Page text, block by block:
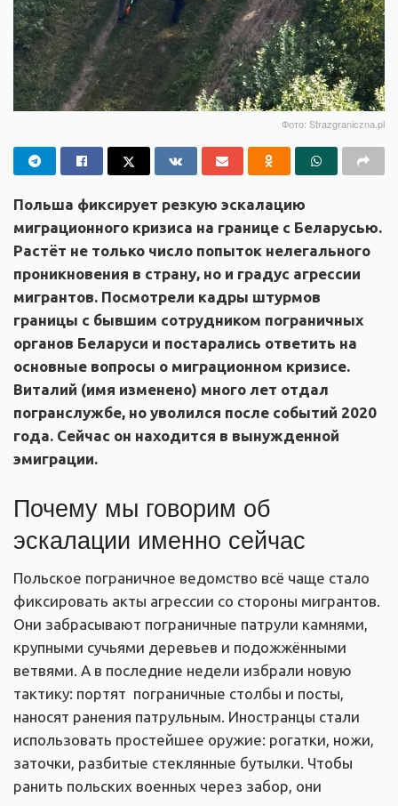
Фото: Strazgraniczna.pl
Польша фиксирует резкую эскалацию
миграционного кризиса на границе с Беларусью.
Растёт не только число попыток нелегального
проникновения в страну, но и градус агрессии
мигрантов. Посмотрели кадры штурмов
границы с бывшим сотрудником пограничных
органов Беларуси и постарались ответить на
основные вопросы о миграционном кризисе.
Виталий (имя изменено) много лет отдал
погранслужбе, но уволился после событий 2020
года. Сейчас он находится в вынужденной
эмиграции.
Почему мы говорим об
эскалации именно сейчас
Польское пограничное ведомство всё чаще стало
фиксировать акты агрессии со стороны мигрантов.
Они забрасывают пограничные патрули камнями,
крупными сучьями деревьев и подожжёнными
ветвями. А в последние недели избрали новую
тактику: портят пограничные столбы и посты,
наносят ранения патрульным. Иностранцы стали
использовать простейшее оружие: рогатки, ножи,
заточки, разбитые стеклянные бутылки. Чтобы
ранить польских военных через забор, они